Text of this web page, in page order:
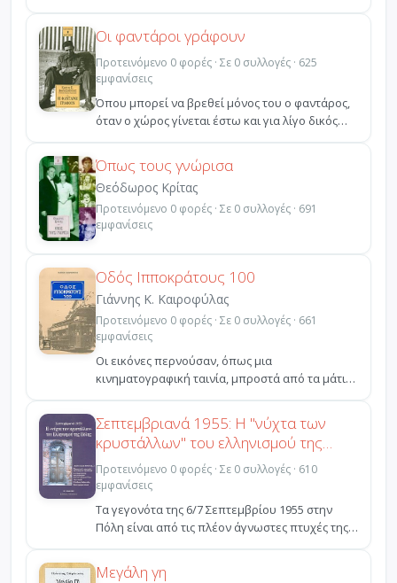
Επανάσταση", ο τελευ...
Οι φαντάροι γράφουν
Προτεινόμενο 0 φορές · Σε 0 συλλογές · 625
εμφανίσεις
Όπου μπορεί να βρεθεί μόνος του ο φαντάρος,
όταν ο χώρος γίνεται έστω και για λίγο δικός
του, βρίσκε...
Όπως τους γνώρισα
Θεόδωρος Κρίτας
Προτεινόμενο 0 φορές · Σε 0 συλλογές · 691
εμφανίσεις
Οδός Ιπποκράτους 100
Γιάννης Κ. Καιροφύλας
Προτεινόμενο 0 φορές · Σε 0 συλλογές · 661
εμφανίσεις
Οι εικόνες περνούσαν, όπως μια
κινηματογραφική ταινία, μπροστά από τα μάτια
του, που κρατούσε κλειστ...
Σεπτεμβριανά 1955: Η "νύχτα των
κρυστάλλων" του ελληνισμού της
Πόλης
Προτεινόμενο 0 φορές · Σε 0 συλλογές · 610
εμφανίσεις
Τα γεγονότα της 6/7 Σεπτεμβρίου 1955 στην
Πόλη είναι από τις πλέον άγνωστες πτυχές της
νεοελληνικής ...
Μεγάλη γη